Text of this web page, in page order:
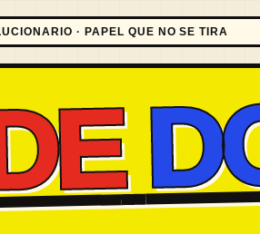
· PAPEL QUE NO SE TIRA